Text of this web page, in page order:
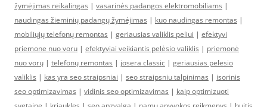
žymėjimas reikalingas | vasarinės padangos elektromobiliams |
naudingas žieminių padangų žymėjimas | kuo naudingas remontas |
mobiliųjų telefonų remontas | geriausias valiklis peliui | efektyvi
priemone nuo voru | efektyviai veikiantis pelėsio valiklis | priemonė
nuo vorų | telefonų remontas | josera classic | geriausias pelesio
valiklis | kas yra seo straipsniai | seo straipsniu talpinimas | isorinis
seo optimizavimas | vidinis seo optimizavimas | kaip optimizuoti